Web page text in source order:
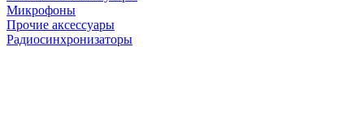
Микрофоны
Прочие аксессуары
Радиосинхронизаторы